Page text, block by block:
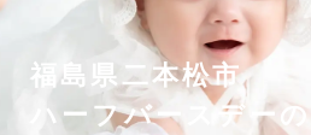
福島県二本松市
ハーフバースデーの